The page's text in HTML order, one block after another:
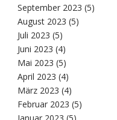
September 2023 (5)
August 2023 (5)
Juli 2023 (5)
Juni 2023 (4)
Mai 2023 (5)
April 2023 (4)
März 2023 (4)
Februar 2023 (5)